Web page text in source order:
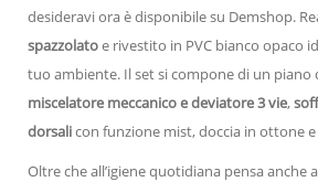
desideravi ora è disponibile su Demshop.
spazzolatoe rivestito in PVC bianco opaco
tuo ambiente. Il set si compone di un piano
miscelatore meccanico e deviatore 3 vie,
dorsalicon funzione mist, doccia in ottone e
Oltre che all’igiene quotidiana pensa anche